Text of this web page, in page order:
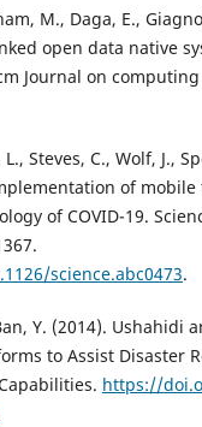
M., Daga, E.,
open data native
Journal on
Steves, C., Wolf, J.,
of
of COVID-19.
science.abc0473.
Y. (2014). Ushahidi
to Assist Disaster
https://